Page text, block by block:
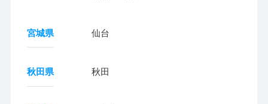
宮城県 仙台
秋田県 秋田